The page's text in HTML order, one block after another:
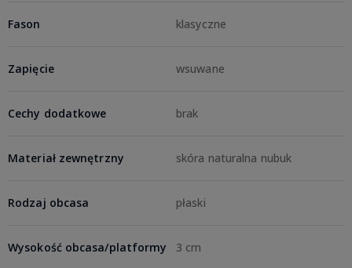
Fason klasyczne
Zapięcie wsuwane
Cechy dodatkowe brak
Materiał zewnętrzny skóra naturalna nubuk
Rodzaj obcasa płaski
Wysokość obcasa/platformy 3 cm